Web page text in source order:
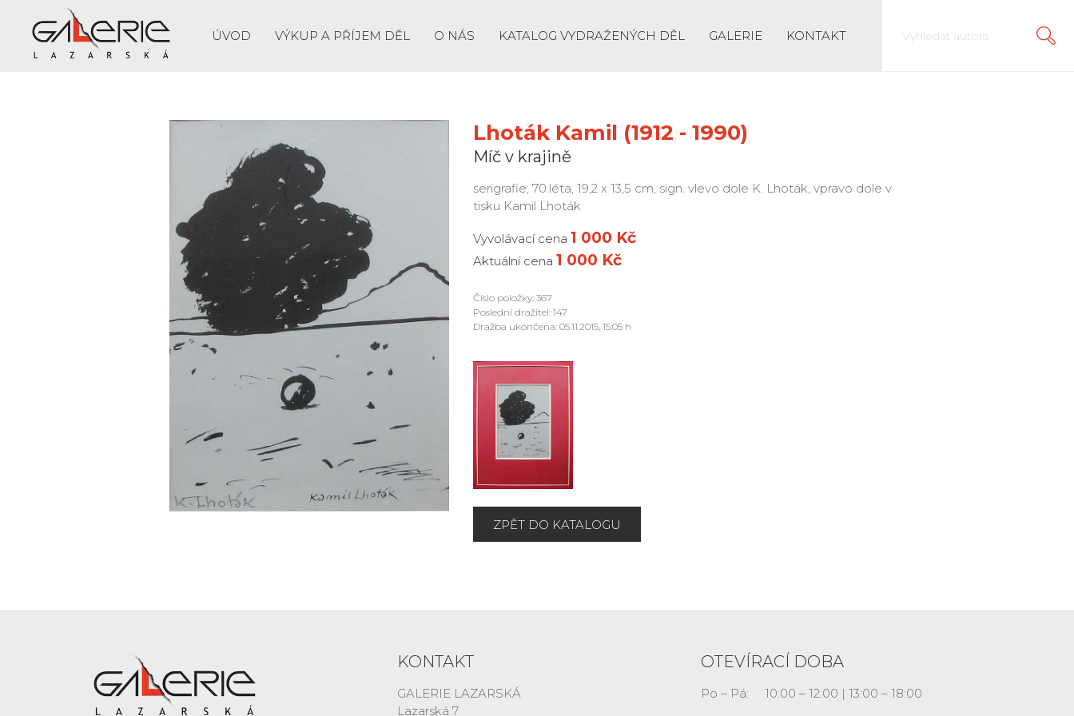
ÚVOD VÝKUP A PŘÍJEM DĚL O NÁS KATALOG VYDRAŽENÝCH DĚL GALERIE KONTAKT
Lhoták Kamil (1912 - 1990)
Míč v krajině
serigrafie, 70.léta, 19,2 x 13,5 cm, sign. vlevo dole K. Lhoták, vpravo dole v
tisku Kamil Lhoták
Vyvolávací cena 1 000 Kč
Aktuální cena 1 000 Kč
Číslo položky: 367
Poslední dražitel: 147
Dražba ukončena: 05.11.2015, 15:05 h
ZPĚT DO KATALOGU
KONTAKT
GALERIE LAZARSKÁ
Lazarská 7
OTEVÍRACÍ DOBA
Po – Pá: 10:00 – 12:00 | 13:00 – 18:00